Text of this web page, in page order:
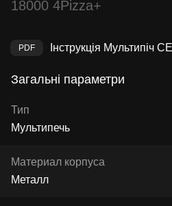
18000 4Pizza+
Загальні параметри
Тип
Мультипечь
Материал корпуса
Металл